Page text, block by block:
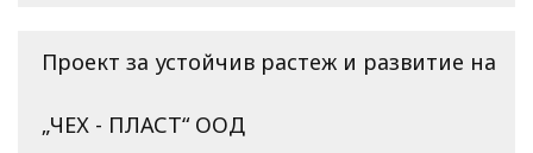
Проект за устойчив растеж и развитие на
„ЧЕХ - ПЛАСТ“ ООД